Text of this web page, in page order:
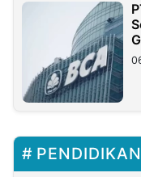
PENDIDIKAN